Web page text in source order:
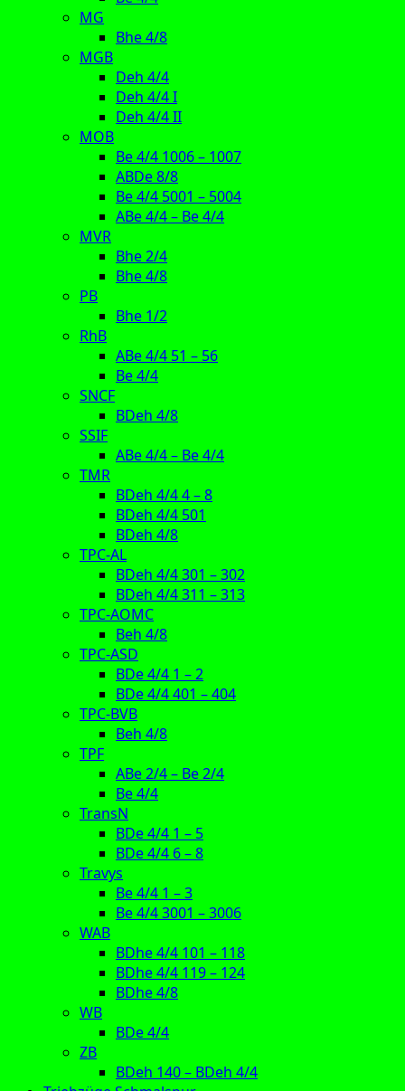
MG
Bhe 4/8
MGB
Deh 4/4
Deh 4/4 I
Deh 4/4 II
MOB
Be 4/4 1006 – 1007
ABDe 8/8
Be 4/4 5001 – 5004
ABe 4/4 – Be 4/4
MVR
Bhe 2/4
Bhe 4/8
PB
Bhe 1/2
RhB
ABe 4/4 51 – 56
Be 4/4
SNCF
BDeh 4/8
SSIF
ABe 4/4 – Be 4/4
TMR
BDeh 4/4 4 – 8
BDeh 4/4 501
BDeh 4/8
TPC-AL
BDeh 4/4 301 – 302
BDeh 4/4 311 – 313
TPC-AOMC
Beh 4/8
TPC-ASD
BDe 4/4 1 – 2
BDe 4/4 401 – 404
TPC-BVB
Beh 4/8
TPF
ABe 2/4 – Be 2/4
Be 4/4
TransN
BDe 4/4 1 – 5
BDe 4/4 6 – 8
Travys
Be 4/4 1 – 3
Be 4/4 3001 – 3006
WAB
BDhe 4/4 101 – 118
BDhe 4/4 119 – 124
BDhe 4/8
WB
BDe 4/4
ZB
BDeh 140 – BDeh 4/4